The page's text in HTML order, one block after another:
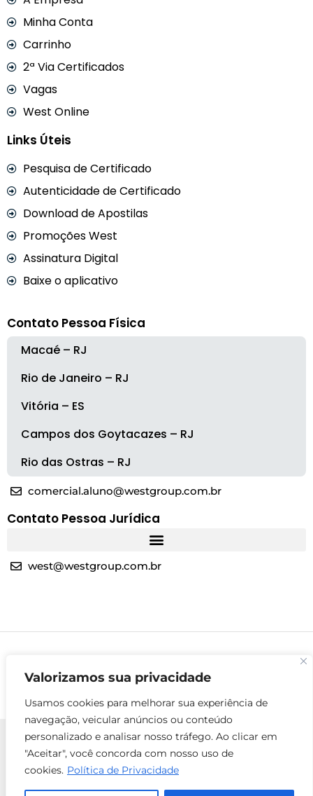
Valorizamos sua privacidade
Usamos cookies para melhorar sua experiência de
navegação, veicular anúncios ou conteúdo
personalizado e analisar nosso tráfego. Ao clicar em
"Aceitar", você concorda com nosso uso de
cookies. Política de Privacidade
Minha Conta
Carrinho
2ª Via Certificados
Vagas
West Online
Links Úteis
Pesquisa de Certificado
Autenticidade de Certificado
Download de Apostilas
Promoções West
Assinatura Digital
Baixe o aplicativo
Contato Pessoa Física
Macaé – RJ
Rio de Janeiro – RJ
Vitória – ES
Campos dos Goytacazes – RJ
Rio das Ostras – RJ
comercial.aluno@westgroup.com.br
Contato Pessoa Jurídica
west@westgroup.com.br
© 2025 Todos os direitos reservados - West Group